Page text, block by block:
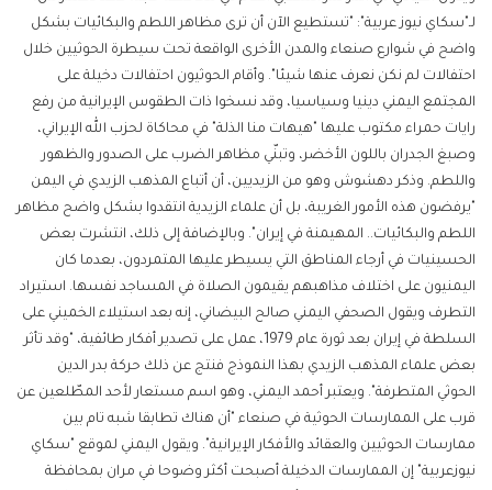
لـ"سكاي نيوز عربية": "تستطيع الآن أن ترى مظاهر اللطم والبكائيات بشكل
واضح في شوارع صنعاء والمدن الأخرى الواقعة تحت سيطرة الحوثيين خلال
احتفالات لم نكن نعرف عنها شيئا". وأقام الحوثيون احتفالات دخيلة على
المجتمع اليمني دينيا وسياسيا، وقد نسخوا ذات الطقوس الإيرانية من رفع
رايات حمراء مكتوب عليها "هيهات منا الذلة" في محاكاة لحزب الله الإيراني،
وصبغ الجدران باللون الأخضر، وتبنّي مظاهر الضرب على الصدور والظهور
واللطم. وذكر دهشوش وهو من الزيديين، أن أتباع المذهب الزيدي في اليمن
"يرفضون هذه الأمور الغريبة، بل أن علماء الزيدية انتقدوا بشكل واضح مظاهر
اللطم والبكائيات.. المهيمنة في إيران". وبالإضافة إلى ذلك، انتشرت بعض
الحسينيات في أرجاء المناطق التي يسيطر عليها المتمردون، بعدما كان
اليمنيون على اختلاف مذاهبهم يقيمون الصلاة في المساجد نفسها. استيراد
التطرف ويقول الصحفي اليمني صالح البيضاني، إنه بعد استيلاء الخميني على
السلطة في إيران بعد ثورة عام 1979، عمل على تصدير أفكار طائفية، "وقد تأثر
بعض علماء المذهب الزيدي بهذا النموذج فنتج عن ذلك حركة بدر الدين
الحوثي المتطرفة". ويعتبر أحمد اليمني، وهو اسم مستعار لأحد المطّلعين عن
قرب على الممارسات الحوثية في صنعاء "أن هناك تطابقا شبه تام بين
ممارسات الحوثيين والعقائد والأفكار الإيرانية". ويقول اليمني لموقع "سكاي
نيوزعربية" إن الممارسات الدخيلة أصبحت أكثر وضوحا في مران بمحافظة